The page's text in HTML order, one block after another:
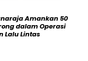
Amankan 50
dalam Operasi
Lalu Lintas